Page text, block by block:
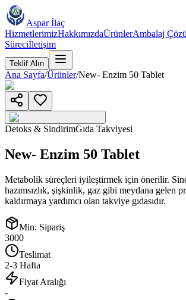
Aspar İlaç
HizmetlerimizHakkımızdaÜrünlerAmbalaj
Süreciİletişim
Teklif Alın
Ana Sayfa/Ürünler/New- Enzim 50 Tablet
Detoks & SindirimGıda Takviyesi
New- Enzim 50 Tablet
Metabolik süreçleri iyileştirmek için önerilir.
hazımsızlık, şişkinlik, gaz gibi meydana gelen
kaldırmaya yardımcı olan takviye gıdasıdır.
Min. Sipariş
3000
Teslimat
2-3 Hafta
Fiyat Aralığı
-